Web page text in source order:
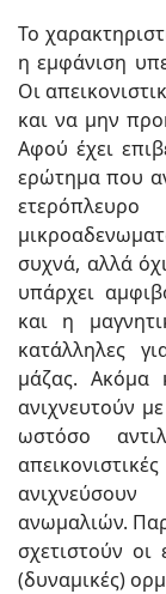
Το
η εμφάνιση
Οι
και να μην
Αφού έχει
ερώτημα που
συχνά, αλλά
υπάρχει
και η
κατάλληλες
μάζας. Ακόμα
ανιχνευτούν
ωστόσο
ανωμαλιών.
σχετιστούν
(δυναμικές)